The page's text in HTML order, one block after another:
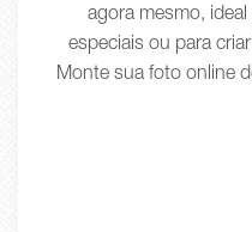
agora mesmo,
especiais ou para
Monte sua foto online